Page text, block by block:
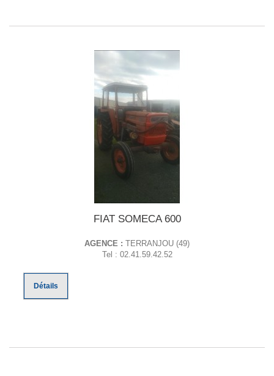
FIAT SOMECA 600
AGENCE : TERRANJOU (49)
Tel : 02.41.59.42.52
Détails